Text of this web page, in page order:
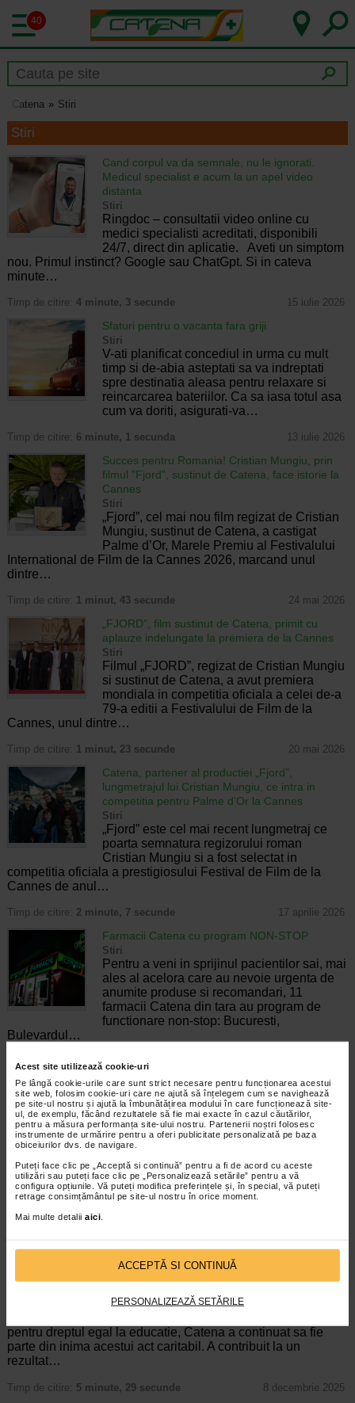
Acest site utilizează cookie-uri
Pe lângă cookie-urile care sunt strict necesare pentru funcționarea acestui
site web, folosim cookie-uri care ne ajută să înțelegem cum se navighează
pe site-ul nostru și ajută la îmbunătățirea modului în care funcționează site-
ul, de exemplu, făcând rezultatele să fie mai exacte în cazul căutărilor,
pentru a măsura performanța site-ului nostru. Partenerii noștri folosesc
instrumente de urmărire pentru a oferi publicitate personalizată pe baza
obiceiurilor dvs. de navigare.
Puteți face clic pe „Acceptă si continuă” pentru a fi de acord cu aceste
utilizări sau puteți face clic pe „Personalizează setările” pentru a vă
configura opțiunile. Vă puteți modifica preferințele și, în special, vă puteți
retrage consimțământul pe site-ul nostru în orice moment.
Mai multe detalii aici
ACCEPTĂ SI CONTINUĂ
PERSONALIZEAZĂ SETĂRILE
40
Catena Stiri
Stiri
Cand corpul va da semnale, nu le ignorati.
Medicul specialist e acum la un apel video
distanta
Stiri
Ringdoc – consultatii video online cu
medici specialisti acreditati, disponibili
24/7, direct din aplicatie. Aveti un simptom
nou. Primul instinct? Google sau ChatGpt. Si in cateva
minute…
Timp de citire: 4 minute, 3 secunde 15 iulie 2026
Sfaturi pentru o vacanta fara griji
Stiri
V-ati planificat concediul in urma cu mult
timp si de-abia asteptati sa va indreptati
spre destinatia aleasa pentru relaxare si
reincarcarea bateriilor. Ca sa iasa totul asa
cum va doriti, asigurati-va…
Timp de citire: 6 minute, 1 secunda 13 iulie 2026
Succes pentru Romania! Cristian Mungiu, prin
filmul ”Fjord”, sustinut de Catena, face istorie la
Cannes
Stiri
„Fjord”, cel mai nou film regizat de Cristian
Mungiu, sustinut de Catena, a castigat
Palme d’Or, Marele Premiu al Festivalului
International de Film de la Cannes 2026, marcand unul
dintre…
Timp de citire: 1 minut, 43 secunde 24 mai 2026
„FJORD”, film sustinut de Catena, primit cu
aplauze indelungate la premiera de la Cannes
Stiri
Filmul „FJORD”, regizat de Cristian Mungiu
si sustinut de Catena, a avut premiera
mondiala in competitia oficiala a celei de-a
79-a editii a Festivalului de Film de la
Cannes, unul dintre…
Timp de citire: 1 minut, 23 secunde 20 mai 2026
Catena, partener al productiei „Fjord”,
lungmetrajul lui Cristian Mungiu, ce intra in
competitia pentru Palme d’Or la Cannes
Stiri
„Fjord” este cel mai recent lungmetraj ce
poarta semnatura regizorului roman
Cristian Mungiu si a fost selectat in
competitia oficiala a prestigiosului Festival de Film de la
Cannes de anul…
Timp de citire: 2 minute, 7 secunde 17 aprilie 2026
Farmacii Catena cu program NON-STOP
Stiri
Pentru a veni in sprijinul pacientilor sai, mai
ales al acelora care au nevoie urgenta de
anumite produse si recomandari, 11
farmacii Catena din tara au program de
functionare non-stop: Bucuresti,
Bulevardul…
Timp de citire:1 minut, 6 secunde
Pozitii corecte de somn, recomandate pentru
sanatatea coloanei vertebrale
Stiri
Postura incorecta si activitatile fizice care
presupun ridicarea de greutati sunt
durerilor de spate, pe fondul presiunii
exercitate asupra coloanei vertebrale.…
copiilor vulnerabili, la Festivalul Brazilor de
Craciun 2025. Peste 1 milion de euro au fost
La cea de-a 25-a editie a Festivalului
pentru dreptul egal la educatie, Catena a continuat sa fie
parte din inima acestui act caritabil. A contribuit la un
rezultat…
Timp de citire: 5 minute, 29 secunde 8 decembrie 2025